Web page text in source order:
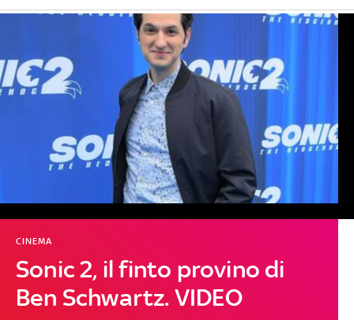
Sonic 2, il finto provino di
Ben Schwartz. VIDEO
CINEMA